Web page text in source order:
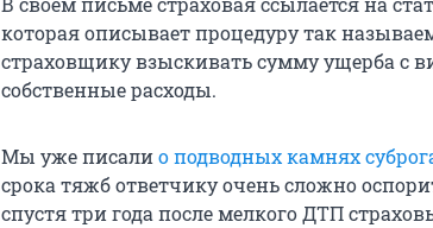
которая описывает процедуру так
страховщику взыскивать сумму ущерба с
собственные расходы.
Мы уже писалио подводных камнях
срока тяжб ответчику очень сложно
спустя три года после мелкого ДТП